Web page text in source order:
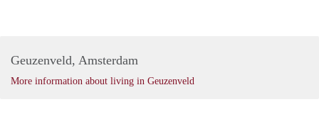
Geuzenveld, Amsterdam
More information about living in Geuzenveld